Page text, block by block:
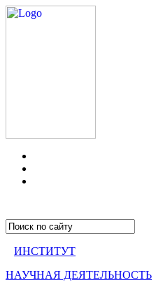
ИНСТИТУТ
НАУЧНАЯ ДЕЯТЕЛЬНОСТЬ